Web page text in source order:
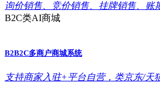
询价销售、竞价销售、挂牌销售、账
B2C类AI商城
B2B2C多商户商城系统
支持商家入驻+平台自营，类京东/天